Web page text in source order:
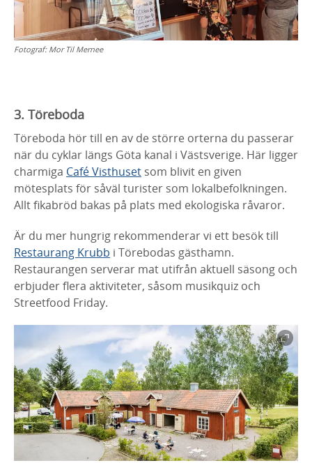
Fotograf: Mor Til Mernee
3. Töreboda
Töreboda hör till en av de större orterna du passerar
när du cyklar längs Göta kanal i Västsverige. Här ligger
charmiga Café Visthuset som blivit en given
mötesplats för såväl turister som lokalbefolkningen.
Allt fikabröd bakas på plats med ekologiska råvaror.
Är du mer hungrig rekommenderar vi ett besök till
Restaurang Krubb i Törebodas gästhamn.
Restaurangen serverar mat utifrån aktuell säsong och
erbjuder flera aktiviteter, såsom musikquiz och
Streetfood Friday.